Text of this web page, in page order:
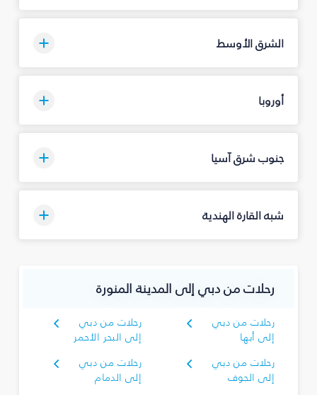
الشرق الأوسط
أوروبا
جنوب شرق آسيا
شبه القارة الهندية
رحلات من دبي إلى المدينة المنورة
رحلات من دبي
إلى أبها
رحلات من دبي
إلى البحر الأحمر
رحلات من دبي
إلى الجوف
رحلات من دبي
إلى الدمام